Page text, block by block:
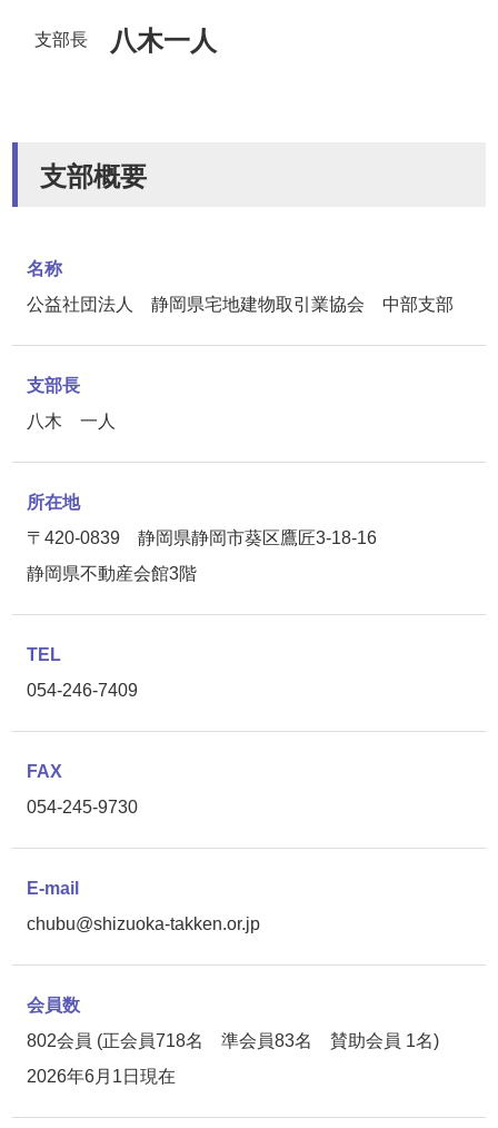
支部長 八木一人
支部概要
名称
公益社団法人 静岡県宅地建物取引業協会 中部支部
支部長
八木 一人
所在地
〒420-0839 静岡県静岡市葵区鷹匠3-18-16
静岡県不動産会館3階
TEL
054-246-7409
FAX
054-245-9730
E-mail
chubu@shizuoka-takken.or.jp
会員数
802会員 (正会員718名 準会員83名 賛助会員 1名)
2026年6月1日現在